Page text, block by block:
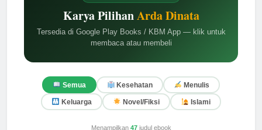
Karya PilihanArda Dinata
Tersedia di Google Play Books / KBM App — klik untuk
membaca atau membeli
Semua Kesehatan Menulis
Keluarga Novel/Fiksi Islami
Menampilkan 47judul ebook